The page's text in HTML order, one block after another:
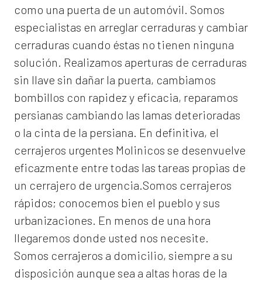
como una puerta de un automóvil. Somos
especialistas en arreglar cerraduras y cambiar
cerraduras cuando éstas no tienen ninguna
solución. Realizamos aperturas de cerraduras
sin llave sin dañar la puerta, cambiamos
bombillos con rapidez y eficacia, reparamos
persianas cambiando las lamas deterioradas
o la cinta de la persiana. En definitiva, el
cerrajeros urgentes Molinicos se desenvuelve
eficazmente entre todas las tareas propias de
un cerrajero de urgencia.Somos cerrajeros
rápidos; conocemos bien el pueblo y sus
urbanizaciones. En menos de una hora
llegaremos donde usted nos necesite.
Somos cerrajeros a domicilio, siempre a su
disposición aunque sea a altas horas de la